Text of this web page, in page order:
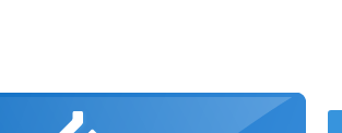
白河地方広域市町村圏